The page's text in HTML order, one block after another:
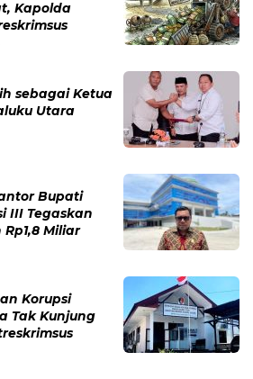
Kapolda
sebagai Ketua
Utara
Bupati
III Tegaskan
Miliar
Korupsi
Tak Kunjung